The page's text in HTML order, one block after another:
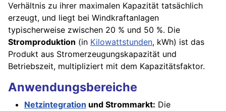
Verhältnis zu ihrer maximalen Kapazität tatsächlich
erzeugt, und liegt bei Windkraftanlagen
typischerweise zwischen 20 % und 50 %. Die
Stromproduktion (in Kilowattstunden, kWh) ist das
Produkt aus Stromerzeugungskapazität und
Betriebszeit, multipliziert mit dem Kapazitätsfaktor.
Anwendungsbereiche
Netzintegration und Strommarkt: Die